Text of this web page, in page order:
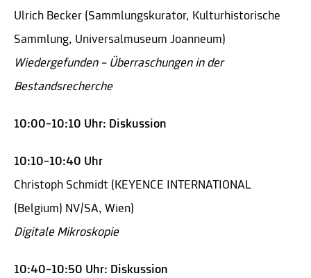
Ulrich Becker (Sammlungskurator, Kulturhistorische
Sammlung, Universalmuseum Joanneum)
Wiedergefunden – Überraschungen in der
Bestandsrecherche
10:00–10:10 Uhr: Diskussion
10:10–10:40 Uhr
Christoph Schmidt (KEYENCE INTERNATIONAL
(Belgium) NV/SA, Wien)
Digitale Mikroskopie
10:40–10:50 Uhr: Diskussion